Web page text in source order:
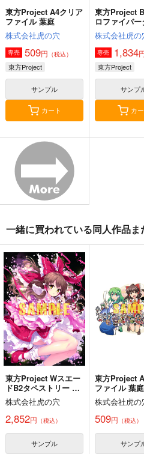
寂光寂
滅 ～ The Truth of th
e Cessation of Dukk
Demetori
1,320円（税込）
サンプル
カート
サンプ
イナバ式肝試し
Seraphim Castle
（税込）
Clutch
円（税込
東方Project A4クリア
ファイル 葉庭
株式会社虎の穴
専売 509円 （税込）
東方Project
サンプル
カート
東方Project
ロファイバー
ル 葉庭
株式会社虎の
専売 1,834
東方Project
サンプ
カ
一緒に買われている同人作品ま
東方Project Wスエー
ドB2タペストリー 望
月椎那
株式会社虎の穴
2,852円 （税込）
サンプル
東方Project
ファイル 葉庭
株式会社虎の
509円 （税込）
サンプ